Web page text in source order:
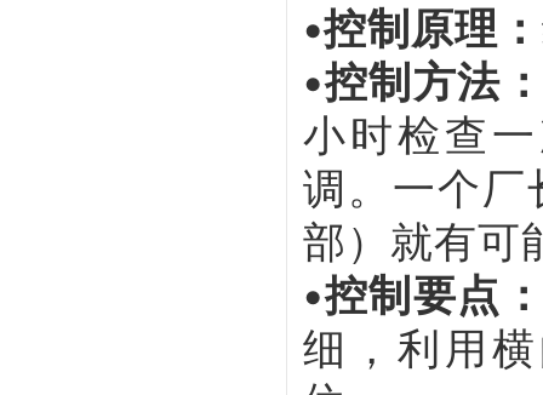
•控制原理：
•控制方法
小时检查
调。一个厂
部）就有可
•控制要点
细，利用